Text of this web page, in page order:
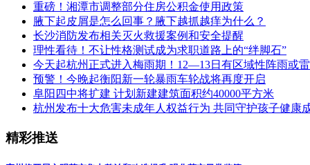
重磅！湘潭市调整部分住房公积金使用政策
腋下起皮屑是怎么回事？腋下越抓越痒为什么？
长沙消防发布相关灭火救援案例和安全提醒
理性看待！不让性格测试成为求职道路上的“绊脚石”
今天起杭州正式进入梅雨期！12—13日有区域性阵雨或
预警！今晚起衡阳新一轮暴雨车轮战将再度开启
阜阳四中将扩建 计划新建建筑面积约40000平方米
杭州发布十大危害未成年人权益行为 共同守护孩子健康
精彩推送